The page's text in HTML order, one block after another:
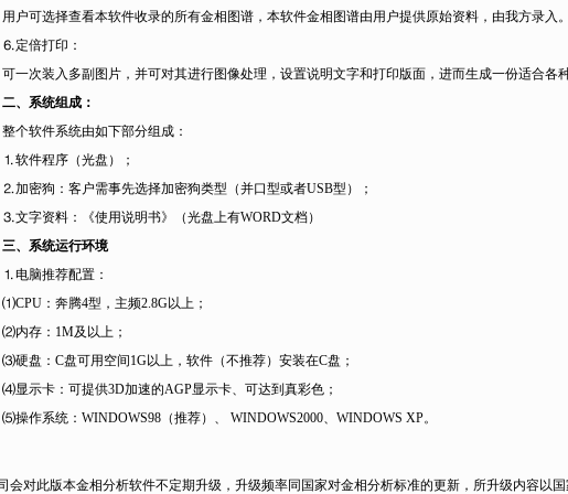
用户可选择查看本软件收录的所有金相图谱，本软件金相图谱由用户提供原始资料，由我方录入。
⒍定倍打印：
可一次装入多副图片，并可对其进行图像处理，设置说明文字和打印版面，进而生成一份适合各
二、系统组成：
整个软件系统由如下部分组成：
⒈软件程序（光盘）；
⒉加密狗：客户需事先选择加密狗类型（并口型或者USB型）；
⒊文字资料：《使用说明书》（光盘上有WORD文档）
三、系统运行环境
⒈电脑推荐配置：
⑴CPU：奔腾4型，主频2.8G以上；
⑵内存： 1M及以上；
⑶硬盘： C盘可用空间1G以上，软件（不推荐）安装在C盘；
⑷显示卡：可提供3D加速的AGP显示卡、可达到真彩色；
⑸操作系统： WINDOWS98（推荐）、 WINDOWS2000、 WINDOWS XP。
会对此版本金相分析软件不定期升级，升级频率同国家对金相分析标准的更新，所升级内容以